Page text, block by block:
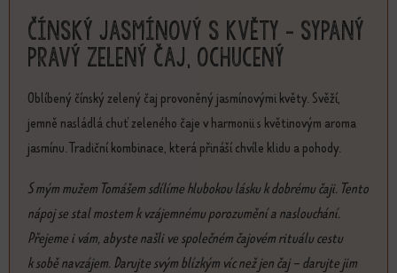
Čínský jasmínový s květy - sypaný
pravý zelený čaj, ochucený
Oblíbený čínský zelený čaj provoněný jasmínovými květy. Svěží,
jemně nasládlá chuť zeleného čaje v harmonii s květinovým aroma
jasmínu. Tradiční kombinace, která přináší chvíle klidu a pohody.
S mým mužem Tomášem sdílíme hlubokou lásku k dobrému čaji. Tento
nápoj se stal mostem k vzájemnému porozumění a naslouchání.
Přejeme i vám, abyste našli ve společném čajovém rituálu cestu
k sobě navzájem. Darujte svým blízkým víc než jen čaj – darujte jim